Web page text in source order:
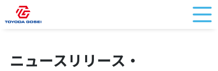
ニュースリリース・